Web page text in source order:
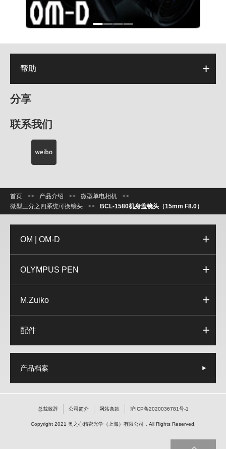
帮助
分享
联系我们
首页 >> 产品介绍 >> 微型单电相机
>>
微型三分之四系统可换镜头
>> BCL-1580机身盖镜头（15mm F8.0）
OM | OM-D
OLYMPUS PEN
M.Zuiko
配件
产品档案
总裁致辞 公司简介 网站条款 沪ICP备2020036781号-1
Copyright 2021 奥之心精密光学（上海）有限公司，All Rights Reserved.